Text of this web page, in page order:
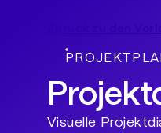
Visuelle